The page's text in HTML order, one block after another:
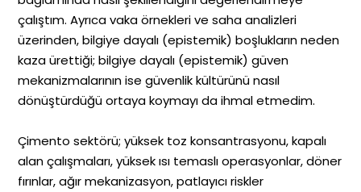
çalıştım. Ayrıca vaka örnekleri ve saha analizleri
üzerinden, bilgiye dayalı (epistemik) boşlukların neden
kaza ürettiği; bilgiye dayalı (epistemik) güven
mekanizmalarının ise güvenlik kültürünü nasıl
dönüştürdüğü ortaya koymayı da ihmal etmedim.
Çimento sektörü; yüksek toz konsantrasyonu, kapalı
alan çalışmaları, yüksek ısı temaslı operasyonlar, döner
fırınlar, ağır mekanizasyon, patlayıcı riskler